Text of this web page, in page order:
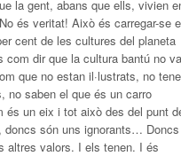
la gent, abans que ells, vivien
és veritat! Això és carregar-se
cent de les cultures del planeta
com dir que la cultura bantú no
que no estan il·lustrats, no
no saben el que és un carro
és un eix i tot això des del punt
doncs són uns ignorants… Doncs
altres valors. I els tenen. I és